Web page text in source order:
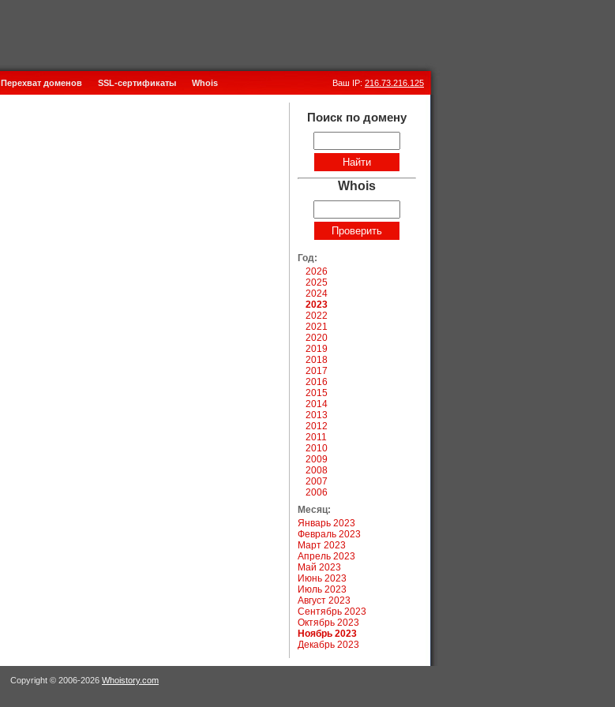
Перехват доменов SSL-сертификаты Whois Ваш IP: 216.73.216.125
Поиск по домену
Whois
Год:
2026
2025
2024
2023
2022
2021
2020
2019
2018
2017
2016
2015
2014
2013
2012
2011
2010
2009
2008
2007
2006
Месяц:
Январь 2023
Февраль 2023
Март 2023
Апрель 2023
Май 2023
Июнь 2023
Июль 2023
Август 2023
Сентябрь 2023
Октябрь 2023
Ноябрь 2023
Декабрь 2023
Copyright © 2006-2026 Whoistory.com